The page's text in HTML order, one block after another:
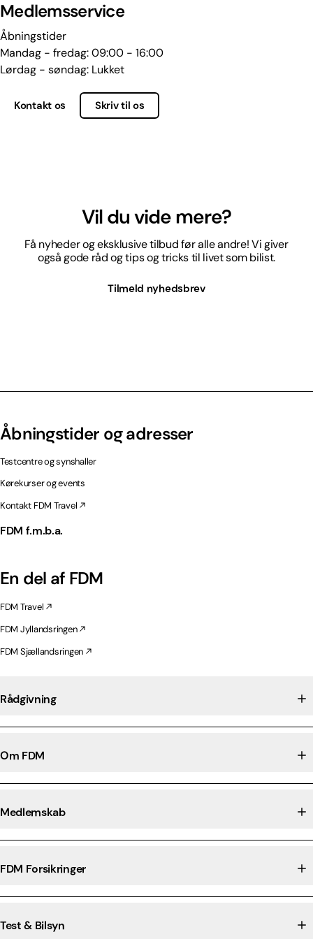
Medlemsservice
Åbningstider
Mandag - fredag: 09:00 - 16:00
Lørdag - søndag: Lukket
Kontakt os Skriv til os
Vil du vide mere?
Få nyheder og eksklusive tilbud før alle andre! Vi giver
også gode råd og tips og tricks til livet som bilist.
Tilmeld nyhedsbrev
Åbningstider og adresser
Testcentre og synshaller
Kørekurser og events
Kontakt FDM Travel
FDM f.m.b.a.
En del af FDM
FDM Travel
FDM Jyllandsringen
FDM Sjællandsringen
Rådgivning
Om FDM
Medlemskab
FDM Forsikringer
Test & Bilsyn